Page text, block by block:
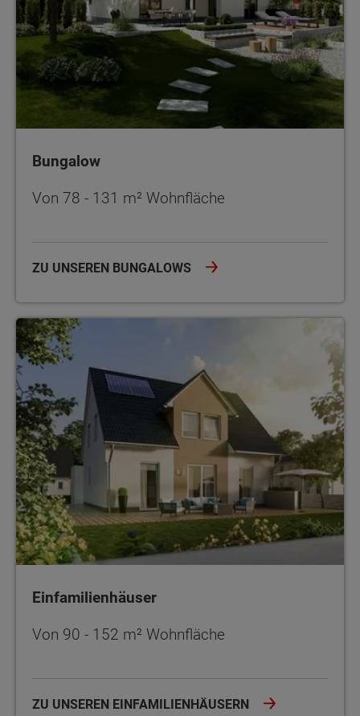
Bungalow
Von 78 - 131 m² Wohnfläche
ZU UNSEREN BUNGALOWS
Einfamilienhäuser
Einfamilienhäuser
Von 90 - 152 m² Wohnfläche
ZU UNSEREN EINFAMILIENHÄUSERN